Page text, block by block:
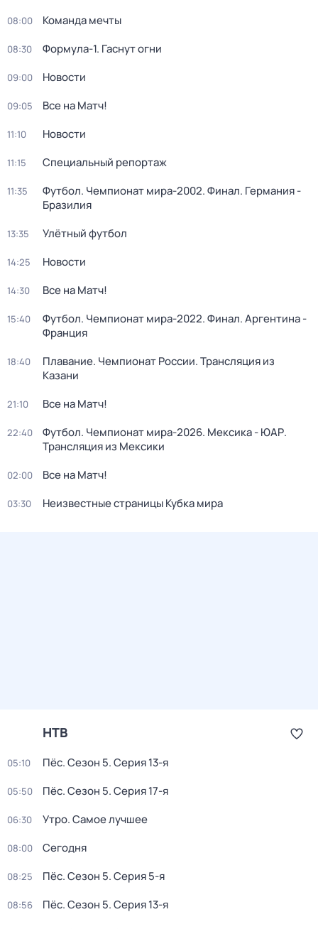
08:00 Команда мечты
08:30 Формула-1. Гаснут огни
09:00 Новости
09:05 Все на Матч!
11:10 Новости
11:15 Специальный репортаж
11:35
Футбол. Чемпионат мира-2002. Финал. Германия -
Бразилия
13:35 Улётный футбол
14:25 Новости
14:30 Все на Матч!
15:40
Футбол. Чемпионат мира-2022. Финал. Аргентина -
Франция
18:40
Плавание. Чемпионат России. Трансляция из
Казани
21:10 Все на Матч!
22:40
Футбол. Чемпионат мира-2026. Мексика - ЮАР.
Трансляция из Мексики
02:00 Все на Матч!
03:30 Неизвестные страницы Кубка мира
НТВ
05:10 Пёс. Сезон 5. Серия 13-я
05:50 Пёс. Сезон 5. Серия 17-я
06:30 Утро. Самое лучшее
08:00 Сегодня
08:25 Пёс. Сезон 5. Серия 5-я
08:56 Пёс. Сезон 5. Серия 13-я